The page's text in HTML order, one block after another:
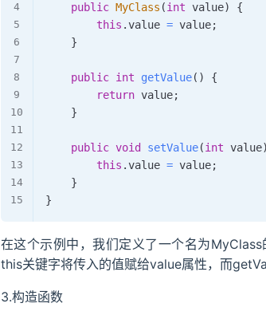
public MyClass (int value)
{
this .value = value;
}
public int getValue( )
{
return value;
}
public void setValue(int value)
this .value = value;
}
}
在这个示例中，我们定义了一个名为
this关键字将传入的值赋给value属性，而
3.构造函数